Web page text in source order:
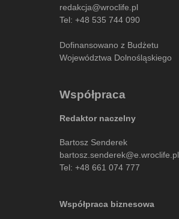
redakcja@wroclife.pl
Tel: +48 535 744 090
Dofinansowano z Budżetu
Województwa Dolnośląskiego
Współpraca
Redaktor naczelny
Bartosz Senderek
bartosz.senderek@e.wroclife.pl
Tel: +48 661 074 777
Współpraca biznesowa